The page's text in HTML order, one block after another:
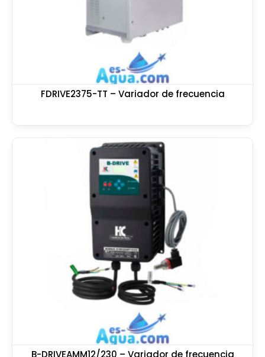
FDRIVE2375-TT – Variador de frecuencia
B-DRIVEAMM12/230 – Variador de frecuencia